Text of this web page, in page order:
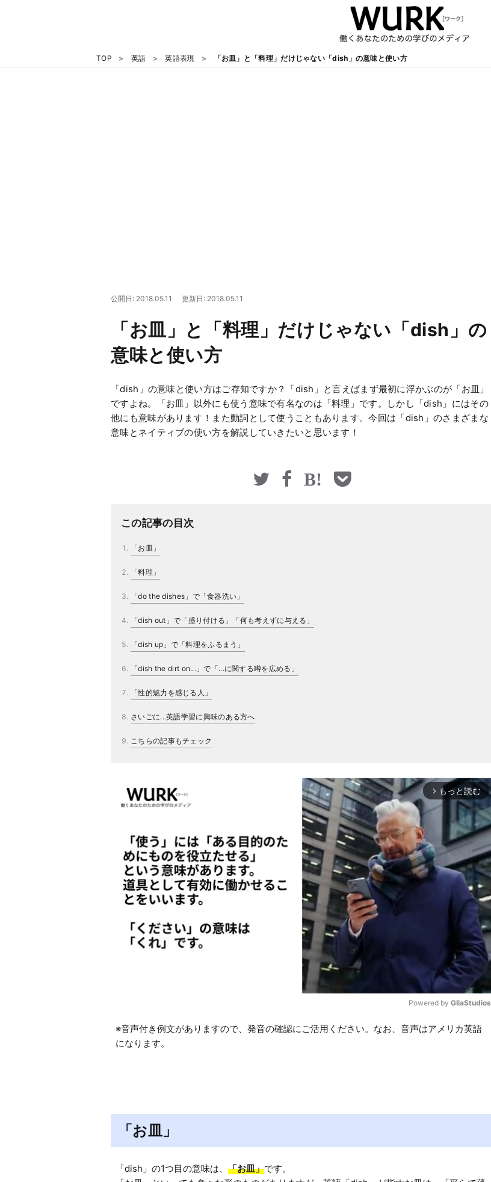
TOP 英語 英語表現 「お皿」と「料理」だけじゃない「dish」の意味と使い方
公開日: 2018.05.11 更新日: 2018.05.11
「お皿」と「料理」だけじゃない「dish」の
意味と使い方
「dish」の意味と使い方はご存知ですか？「dish」と言えばまず最初に浮かぶのが「お皿」
ですよね。「お皿」以外にも使う意味で有名なのは「料理」です。しかし「dish」にはその
他にも意味があります！また動詞として使うこともあります。今回は「dish」のさまざまな
意味とネイティブの使い方を解説していきたいと思います！
この記事の目次
「お皿」
「料理」
「do the dishes」で「食器洗い」
「dish out」で「盛り付ける」「何も考えずに与える」
「dish up」で「料理をふるまう」
「dish the dirt on...」で「...に関する噂を広める」
「性的魅力を感じる人」
さいごに...英語学習に興味のある方へ
こちらの記事もチェック
arrow_forward_ios もっと読む
Powered by GliaStudios
※音声付き例文がありますので、発音の確認にご活用ください。なお、音声はアメリカ英語
になります。
「お皿」
「dish」の1つ目の意味は、 「お皿」です。